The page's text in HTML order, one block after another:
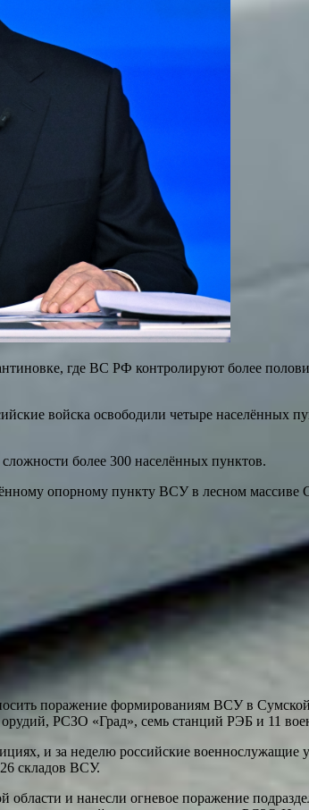
где ВС РФ контролируют более
войска освободили четыре населённых
более 300 населённых пунктов.
опорному пункту ВСУ в лесном
поражение формированиям ВСУ в
РСЗО «Град», семь станций РЭБ и 11
и за неделю российские
складов ВСУ.
области и нанесли огневое поражение